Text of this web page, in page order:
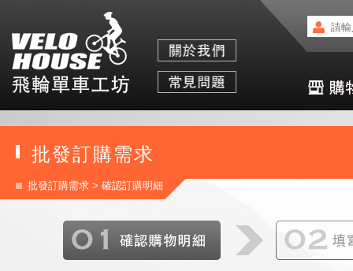
批發訂購需求
批發訂購需求 > 確認訂購明細